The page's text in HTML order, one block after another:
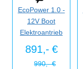
EcoPower 1.0 -
12V Boot
Elektroantrieb
891,- €
990,- €